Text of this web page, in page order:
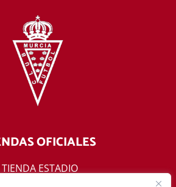
OFICIALES
TIENDA ESTADIO